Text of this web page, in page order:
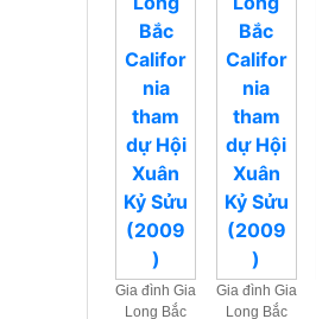
Gia đình Gia
Long Bắc
Gia đình Gia
Long Bắc